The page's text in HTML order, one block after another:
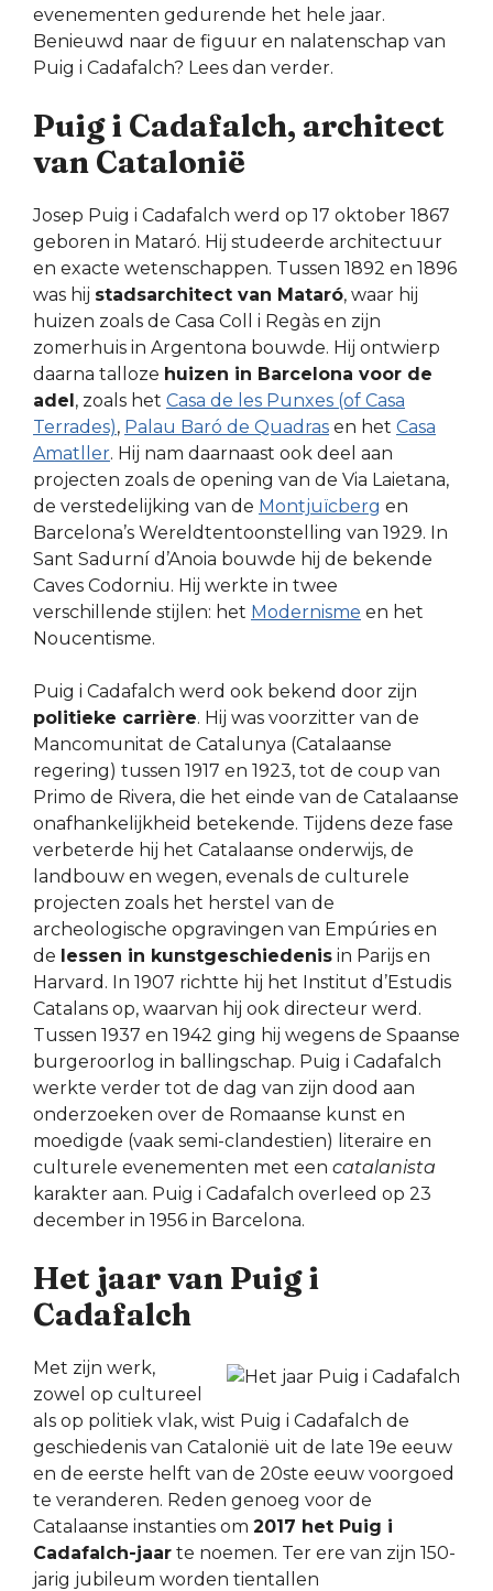
evenementen gedurende het hele jaar.
Benieuwd naar de figuur en nalatenschap van
Puig i Cadafalch? Lees dan verder.
Puig i Cadafalch, architect
van Catalonië
Josep Puig i Cadafalch werd op 17 oktober 1867
geboren in Mataró. Hij studeerde architectuur
en exacte wetenschappen. Tussen 1892 en 1896
was hij stadsarchitect van Mataró, waar hij
huizen zoals de Casa Coll i Regàs en zijn
zomerhuis in Argentona bouwde. Hij ontwierp
daarna talloze huizen in Barcelona voor de
adel, zoals het Casa de les Punxes (of Casa
Terrades), Palau Baró de Quadras en het Casa
Amatller. Hij nam daarnaast ook deel aan
projecten zoals de opening van de Via Laietana,
de verstedelijking van de Montjuïcberg en
Barcelona’s Wereldtentoonstelling van 1929. In
Sant Sadurní d’Anoia bouwde hij de bekende
Caves Codorniu. Hij werkte in twee
verschillende stijlen: het Modernisme en het
Noucentisme.
Puig i Cadafalch werd ook bekend door zijn
politieke carrière. Hij was voorzitter van de
Mancomunitat de Catalunya (Catalaanse
regering) tussen 1917 en 1923, tot de coup van
Primo de Rivera, die het einde van de Catalaanse
onafhankelijkheid betekende. Tijdens deze fase
verbeterde hij het Catalaanse onderwijs, de
landbouw en wegen, evenals de culturele
projecten zoals het herstel van de
archeologische opgravingen van Empúries en
de lessen in kunstgeschiedenis in Parijs en
Harvard. In 1907 richtte hij het Institut d’Estudis
Catalans op, waarvan hij ook directeur werd.
Tussen 1937 en 1942 ging hij wegens de Spaanse
burgeroorlog in ballingschap. Puig i Cadafalch
werkte verder tot de dag van zijn dood aan
onderzoeken over de Romaanse kunst en
moedigde (vaak semi-clandestien) literaire en
culturele evenementen met een catalanista
karakter aan. Puig i Cadafalch overleed op 23
december in 1956 in Barcelona.
Het jaar van Puig i
Cadafalch
Met zijn werk,
zowel op cultureel
als op politiek vlak, wist Puig i Cadafalch de
geschiedenis van Catalonië uit de late 19e eeuw
en de eerste helft van de 20ste eeuw voorgoed
te veranderen. Reden genoeg voor de
Catalaanse instanties om 2017 het Puig i
Cadafalch-jaar te noemen. Ter ere van zijn 150-
jarig jubileum worden tientallen